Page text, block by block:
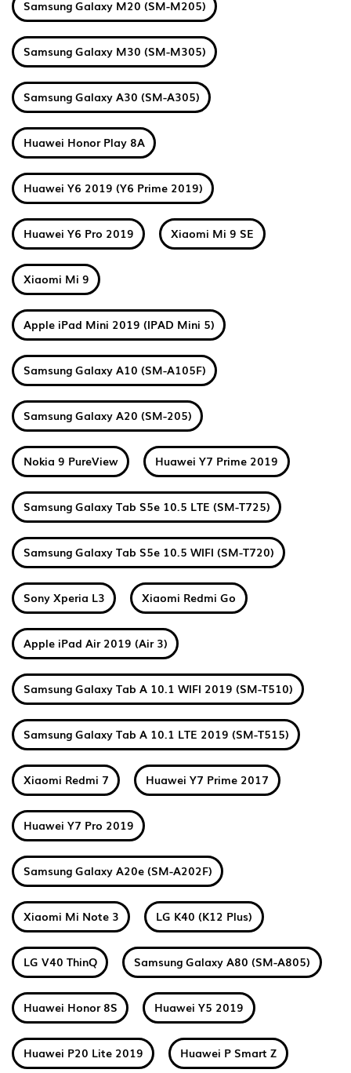
Samsung Galaxy M20 (SM-M205)
Samsung Galaxy M30 (SM-M305)
Samsung Galaxy A30 (SM-A305)
Huawei Honor Play 8A
Huawei Y6 2019 (Y6 Prime 2019)
Huawei Y6 Pro 2019 Xiaomi Mi 9 SE
Xiaomi Mi 9
Apple iPad Mini 2019 (IPAD Mini 5)
Samsung Galaxy A10 (SM-A105F)
Samsung Galaxy A20 (SM-205)
Nokia 9 PureView Huawei Y7 Prime 2019
Samsung Galaxy Tab S5e 10.5 LTE (SM-T725)
Samsung Galaxy Tab S5e 10.5 WIFI (SM-T720)
Sony Xperia L3 Xiaomi Redmi Go
Apple iPad Air 2019 (Air 3)
Samsung Galaxy Tab A 10.1 WIFI 2019 (SM-T510)
Samsung Galaxy Tab A 10.1 LTE 2019 (SM-T515)
Xiaomi Redmi 7 Huawei Y7 Prime 2017
Huawei Y7 Pro 2019
Samsung Galaxy A20e (SM-A202F)
Xiaomi Mi Note 3 LG K40 (K12 Plus)
LG V40 ThinQ Samsung Galaxy A80 (SM-A805)
Huawei Honor 8S Huawei Y5 2019
Huawei P20 Lite 2019 Huawei P Smart Z